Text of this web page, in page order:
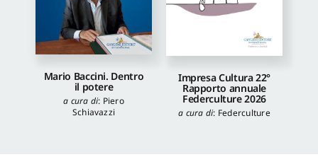
Mario Baccini. Dentro
il potere
a cura di: Piero
Schiavazzi
Impresa Cultura 22°
Rapporto annuale
Federculture 2026
a cura di: Federculture